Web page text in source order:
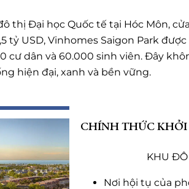
thị Đại học Quốc tế tại Hóc Môn,
tỷ USD, Vinhomes Saigon Park
cư dân và 60.000 sinh viên. Đây
hiện đại, xanh và bền vững.
CHÍNH THỨC KHỞI
KHU ĐÔ
Nơi hội tụ của